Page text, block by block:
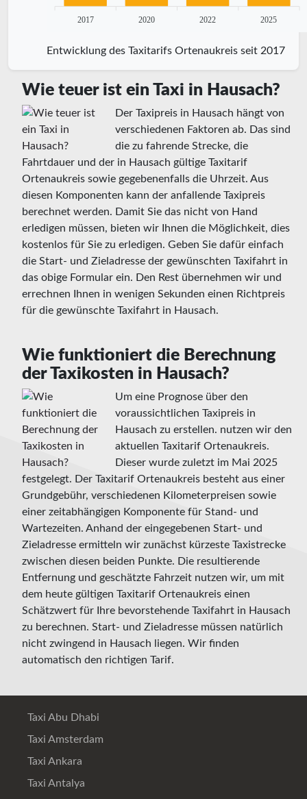
2017 2020 2022 2025
Entwicklung des Taxitarifs Ortenaukreis seit 2017
Wie teuer ist ein Taxi in Hausach?
Der Taxipreis in Hausach hängt von
verschiedenen Faktoren ab. Das sind
die zu fahrende Strecke, die
Fahrtdauer und der in Hausach gültige Taxitarif
Ortenaukreis sowie gegebenenfalls die Uhrzeit. Aus
diesen Komponenten kann der anfallende Taxipreis
berechnet werden. Damit Sie das nicht von Hand
erledigen müssen, bieten wir Ihnen die Möglichkeit, dies
kostenlos für Sie zu erledigen. Geben Sie dafür einfach
die Start- und Zieladresse der gewünschten Taxifahrt in
das obige Formular ein. Den Rest übernehmen wir und
errechnen Ihnen in wenigen Sekunden einen Richtpreis
für die gewünschte Taxifahrt in Hausach.
Wie funktioniert die Berechnung
der Taxikosten in Hausach?
Um eine Prognose über den
voraussichtlichen Taxipreis in
Hausach zu erstellen. nutzen wir den
aktuellen Taxitarif Ortenaukreis.
Dieser wurde zuletzt im Mai 2025
festgelegt. Der Taxitarif Ortenaukreis besteht aus einer
Grundgebühr, verschiedenen Kilometerpreisen sowie
einer zeitabhängigen Komponente für Stand- und
Wartezeiten. Anhand der eingegebenen Start- und
Zieladresse ermitteln wir zunächst kürzeste Taxistrecke
zwischen diesen beiden Punkte. Die resultierende
Entfernung und geschätzte Fahrzeit nutzen wir, um mit
dem heute gültigen Taxitarif Ortenaukreis einen
Schätzwert für Ihre bevorstehende Taxifahrt in Hausach
zu berechnen. Start- und Zieladresse müssen natürlich
nicht zwingend in Hausach liegen. Wir finden
automatisch den richtigen Tarif.
Taxi Abu Dhabi
Taxi Amsterdam
Taxi Ankara
Taxi Antalya